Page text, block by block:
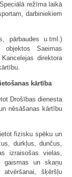
režīma laikā
darbiniekiem
pārbaudes u.tml.)
objektos Saeimas
direktora
kārtība
Drošības dienesta
nēsāšanas kārtību
fizisku spēku un
durkļus, dunčus,
izraisošas vielas,
gaismas un skaņu
šķēršļu